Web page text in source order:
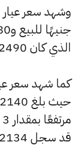
الذي كان 2490 جنيهًا للبيع و2477 جنيهًا للشراء.
قد سجل 2134 جنيهًا للبيع و 2123 جنيهًا للشراء.